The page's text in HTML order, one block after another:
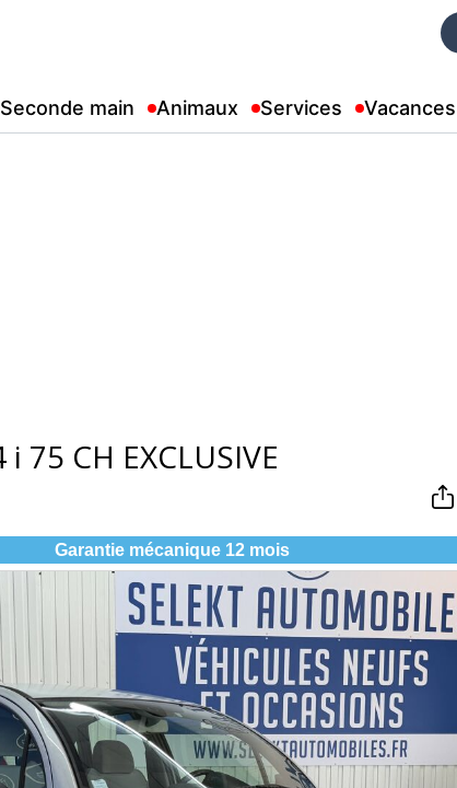
Seconde main Animaux Services Vacances
75 CH EXCLUSIVE
Garantie mécanique 12 mois